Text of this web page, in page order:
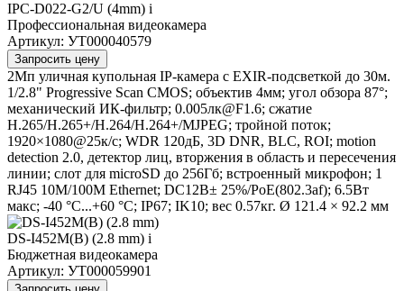
IPC-D022-G2/U (4mm) i
Профессиональная видеокамера
Артикул: УТ000040579
Запросить цену
2Мп уличная купольная IP-камера с EXIR-подсветкой до 30м.
1/2.8" Progressive Scan CMOS; объектив 4мм; угол обзора 87°;
механический ИК-фильтр; 0.005лк@F1.6; сжатие
H.265/H.265+/H.264/H.264+/MJPEG; тройной поток;
1920×1080@25к/с; WDR 120дБ, 3D DNR, BLC, ROI; motion
detection 2.0, детектор лиц, вторжения в область и пересечения
линии; слот для microSD до 256Гб; встроенный микрофон; 1
RJ45 10M/100M Ethernet; DC12В± 25%/PoE(802.3af); 6.5Вт
макс; -40 °C...+60 °C; IP67; IK10; вес 0.57кг. Ø 121.4 × 92.2 мм
DS-I452M(B) (2.8 mm) i
Бюджетная видеокамера
Артикул: УТ000059901